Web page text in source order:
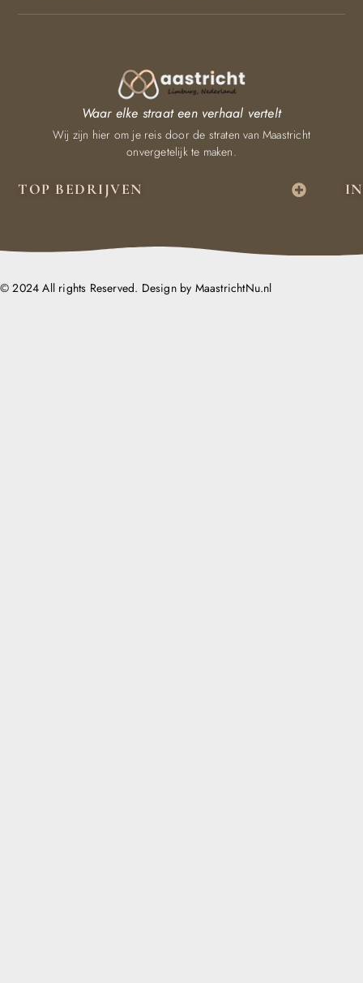
TOP BEDRIJVEN
Waar elke straat een verhaal vertelt
Wij zijn hier om je reis door de straten van Maastricht
onvergetelijk te maken.
© 2024 All rights Reserved. Design by MaastrichtNu.nl